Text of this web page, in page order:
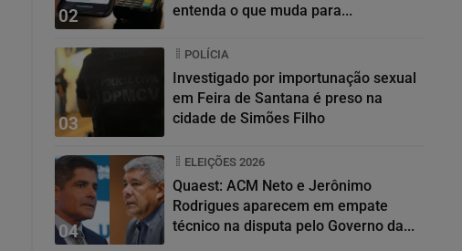
02
entenda o que muda para...
03
POLÍCIA
Investigado por importunação sexual
em Feira de Santana é preso na
cidade de Simões Filho
04
ELEIÇÕES 2026
Quaest: ACM Neto e Jerônimo
Rodrigues aparecem em empate
técnico na disputa pelo Governo da...